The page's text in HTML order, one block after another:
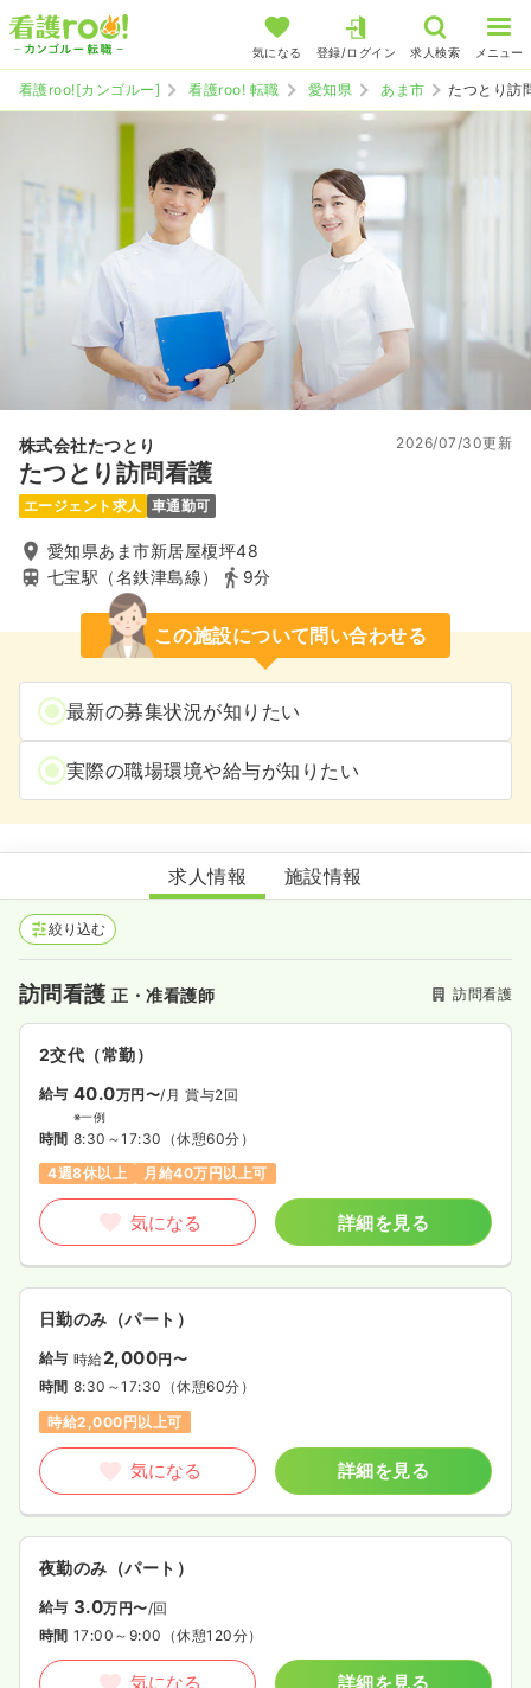
気になる 登録/ログイン 求人検索 メニュー
看護roo![カンゴルー] 看護roo! 転職 愛知県 あま市 たつとり訪
株式会社たつとり
たつとり訪問看護
2026/07/30更新
エージェント求人 車通勤可
愛知県あま市新居屋榎坪48
七宝駅（名鉄津島線）
9分
この施設について問い合わせる
最新の募集状況が知りたい
実際の職場環境や給与が知りたい
たつとり訪問看護
求人情報 施設情報
絞り込む
訪問看護正・准看護師 訪問看護
2交代（常勤）
給与 40.0万円〜/月 賞与2回
※一例
時間 8:30～17:30 （休憩60分）
4週8休以上
月給40万円以上可
気になる 詳細を見る
日勤のみ（パート）
給与 時給2,000円〜
時間 8:30～17:30 （休憩60分）
時給2,000円以上可
気になる 詳細を見る
夜勤のみ（パート）
給与 3.0万円〜/回
時間 17:00～9:00 （休憩120分）
気になる 詳細を見る